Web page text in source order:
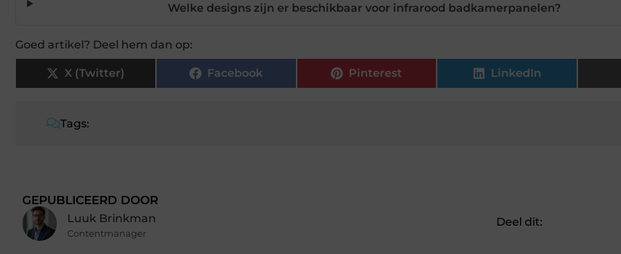
Welke designs zijn er beschikbaar voor infrarood badkamerpanelen?
Goed artikel? Deel hem dan op:
X (Twitter) Facebook Pinterest LinkedIn
Tags:
GEPUBLICEERD DOOR
Luuk Brinkman
Contentmanager
Deel dit: